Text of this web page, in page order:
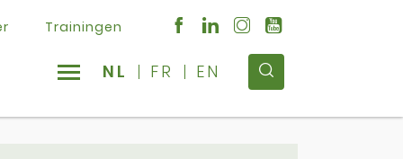
Trainingen
NL FR EN